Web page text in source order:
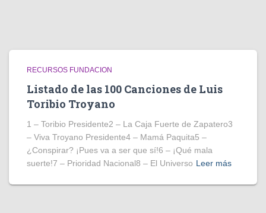
RECURSOS FUNDACION
Listado de las 100 Canciones de Luis
Toribio Troyano
1 – Toribio Presidente2 – La Caja Fuerte de Zapatero3
– Viva Troyano Presidente4 – Mamá Paquita5 –
¿Conspirar? ¡Pues va a ser que sí!6 – ¡Qué mala
suerte!7 – Prioridad Nacional8 – El Universo Leer más